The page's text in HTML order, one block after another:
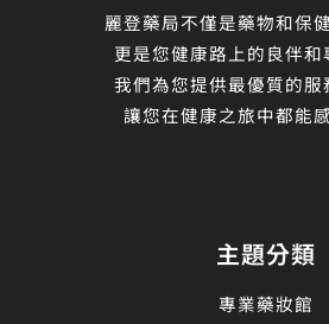
麗登藥局不僅是藥物和保
更是您健康路上的良伴和
我們為您提供最優質的服
讓您在健康之旅中都能
主題分類
專業藥妝館